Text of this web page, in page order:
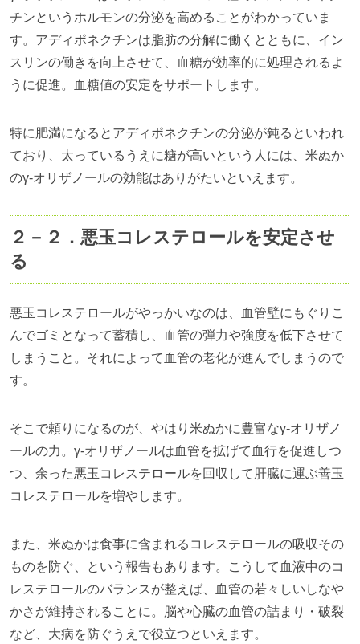
チンというホルモンの分泌を高めることがわかっていま
す。アディポネクチンは脂肪の分解に働くとともに、イン
スリンの働きを向上させて、血糖が効率的に処理されるよ
うに促進。血糖値の安定をサポートします。
特に肥満になるとアディポネクチンの分泌が鈍るといわれ
ており、太っているうえに糖が高いという人には、米ぬか
のγ‐オリザノールの効能はありがたいといえます。
２－２．悪玉コレステロールを安定させ
る
悪玉コレステロールがやっかいなのは、血管壁にもぐりこ
んでゴミとなって蓄積し、血管の弾力や強度を低下させて
しまうこと。それによって血管の老化が進んでしまうので
す。
そこで頼りになるのが、やはり米ぬかに豊富なγ‐オリザノ
ールの力。γ‐オリザノールは血管を拡げて血行を促進しつ
つ、余った悪玉コレステロールを回収して肝臓に運ぶ善玉
コレステロールを増やします。
また、米ぬかは食事に含まれるコレステロールの吸収その
ものを防ぐ、という報告もあります。こうして血液中のコ
レステロールのバランスが整えば、血管の若々しいしなや
かさが維持されることに。脳や心臓の血管の詰まり・破裂
など、大病を防ぐうえで役立つといえます。